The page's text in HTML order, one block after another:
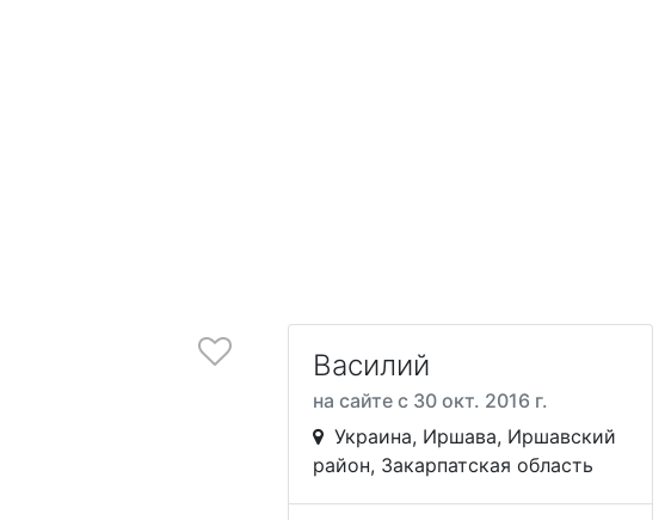
Василий
на сайте с 30 окт. 2016 г.
Украина, Иршава, Иршавский
район, Закарпатская область